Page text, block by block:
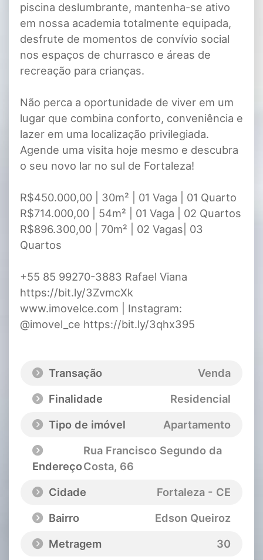
piscina deslumbrante, mantenha-se ativo
em nossa academia totalmente equipada,
desfrute de momentos de convívio social
nos espaços de churrasco e áreas de
recreação para crianças.
Não perca a oportunidade de viver em um
lugar que combina conforto, conveniência e
lazer em uma localização privilegiada.
Agende uma visita hoje mesmo e descubra
o seu novo lar no sul de Fortaleza!
R$450.000,00 | 30m² | 01 Vaga | 01 Quarto
R$714.000,00 | 54m² | 01 Vaga | 02 Quartos
R$896.300,00 | 70m² | 02 Vagas| 03
Quartos
+55 85 99270-3883 Rafael Viana
https://bit.ly/3ZvmcXk
www.imovelce.com | Instagram:
@imovel_ce https://bit.ly/3qhx395
Transação
Venda
Finalidade
Residencial
Tipo de imóvel
Apartamento
Endereço
Rua Francisco Segundo da
Costa, 66
Cidade
Fortaleza - CE
Bairro
Edson Queiroz
Metragem
30